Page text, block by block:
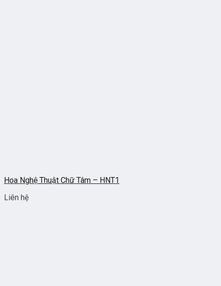
Hoa Nghệ Thuật Chữ Tâm – HNT1
Liên hệ